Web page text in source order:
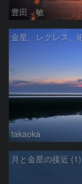
豊田 敏
takaoka